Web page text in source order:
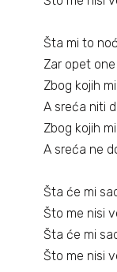
Šta mi to
Zar opet
Zbog kojih
A sreća niti
Zbog kojih
A sreća ne
Šta će mi
Što me nisi
Šta će mi
Što me nisi